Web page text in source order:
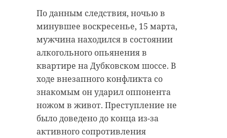
По данным следствия, ночью в
минувшее воскресенье, 15 марта,
мужчина находился в состоянии
алкогольного опьянения в
квартире на Дубковском шоссе. В
ходе внезапного конфликта со
знакомым он ударил оппонента
ножом в живот. Преступление не
было доведено до конца из-за
активного сопротивления